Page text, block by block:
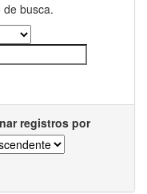
busca.
registros por